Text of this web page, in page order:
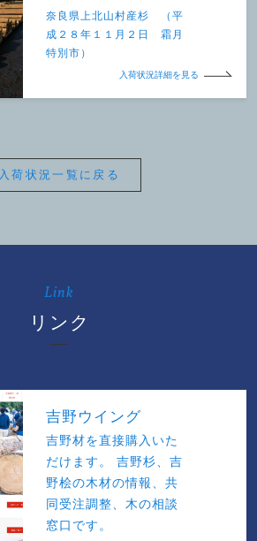
奈良県上北山村産杉 （平
成２８年１１月２日 霜月
特別市）
入荷状況詳細を見る
入荷状況一覧に戻る
Link
リンク
吉野ウイング
吉野材を直接購入いた
だけます。 吉野杉、吉
野桧の木材の情報、共
同受注調整、木の相談
窓口です。